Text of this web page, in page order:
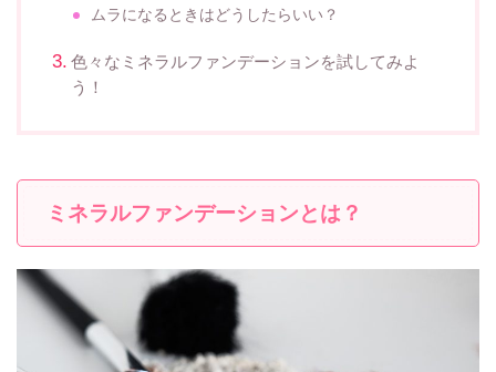
ムラになるときはどうしたらいい？
色々なミネラルファンデーションを試してみよ
う！
ミネラルファンデーションとは？